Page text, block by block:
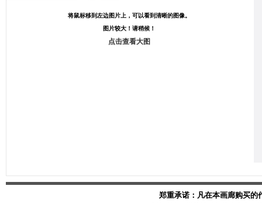
将鼠标移到左边图片上，可以看到清晰的图像。
图片较大！请稍候！
点击查看大图
郑重承诺：凡在本画廊购买的